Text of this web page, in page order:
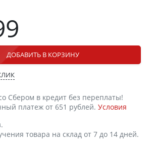
ДОБАВИТЬ В КОРЗИНУ
Сбером в кредит без переплаты!
платеж от 651 рублей. Условия
товара на склад от 7 до 14 дней.